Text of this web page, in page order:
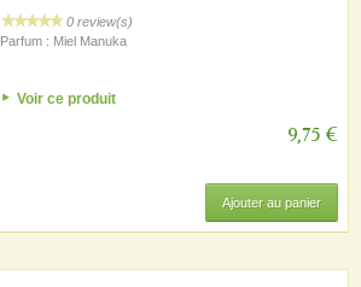
0 review(s)
Parfum : Miel Manuka
Voir ce produit
9,75 €
Ajouter au panier